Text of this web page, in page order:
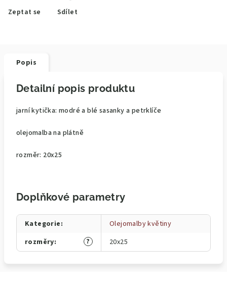
Zeptat se Sdílet
Popis
Detailní popis produktu
jarní kytička: modré a blé sasanky a petrklíče
olejomalba na plátně
rozměr: 20x25
Doplňkové parametry
Kategorie:
Olejomalby květiny
?
rozměry: 20x25